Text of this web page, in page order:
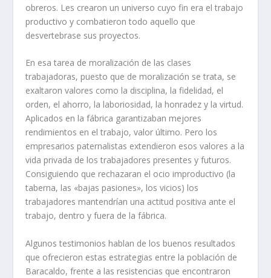
obreros. Les crearon un universo cuyo fin era el trabajo
productivo y combatieron todo aquello que
desvertebrase sus proyectos.
En esa tarea de moralización de las clases
trabajadoras, puesto que de moralización se trata, se
exaltaron valores como la disciplina, la fidelidad, el
orden, el ahorro, la laboriosidad, la honradez y la virtud.
Aplicados en la fábrica garantizaban mejores
rendimientos en el trabajo, valor último. Pero los
empresarios paternalistas extendieron esos valores a la
vida privada de los trabajadores presentes y futuros.
Consiguiendo que rechazaran el ocio improductivo (la
taberna, las «bajas pasiones», los vicios) los
trabajadores mantendrí­an una actitud positiva ante el
trabajo, dentro y fuera de la fábrica.
Algunos testimonios hablan de los buenos resultados
que ofrecieron estas estrategias entre la población de
Baracaldo, frente a las resistencias que encontraron